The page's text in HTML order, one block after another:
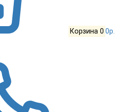
Корзина 0 0р.